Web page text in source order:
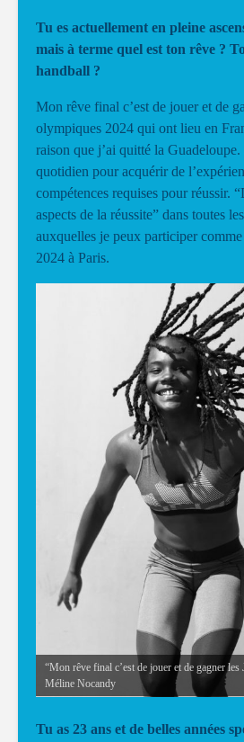
Tu es actuellement en pleine
mais à terme quel est ton rêve ?
handball ?
Mon rêve final c’est de jouer et de
olympiques 2024 qui ont lieu en
raison que j’ai quitté la Guadeloupe.
quotidien pour acquérir de
compétences requises pour réussir.
aspects de la réussite” dans toutes
auxquelles je peux participer
2024 à Paris.
“Mon rêve final c’est de jouer et de gagner
Méline Nocandy
Tu as 23 ans et de belles années